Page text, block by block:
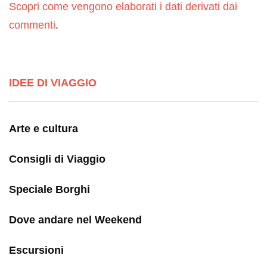
Scopri come vengono elaborati i dati derivati dai
commenti.
IDEE DI VIAGGIO
Arte e cultura
Consigli di Viaggio
Speciale Borghi
Dove andare nel Weekend
Escursioni